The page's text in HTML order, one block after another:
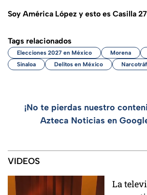
Soy América López y esto es Casilla
Tags relacionados
Elecciones 2027 en México Morena
Sinaloa
Delitos en México
¡No te pierdas nuestro
Azteca Noticias en
VIDEOS
La